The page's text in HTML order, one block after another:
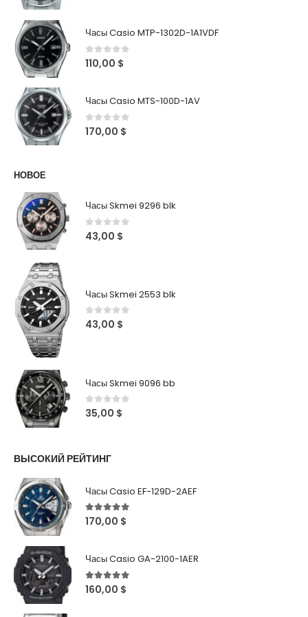
Часы Casio MTP-1302D-1A1VDF
0out of 5
110,00 $
Часы Casio MTS-100D-1AV
0out of 5
170,00 $
НОВОЕ
Часы Skmei 9296 blk
0 out of 5
43,00 $
Часы Skmei 2553 blk
0 out of 5
43,00 $
Часы Skmei 9096 bb
0out of 5
35,00 $
ВЫСОКИЙ РЕЙТИНГ
Часы Casio EF-129D-2AEF
5out of 5
170,00 $
Часы Casio GA-2100-1AER
5out of 5
160,00 $